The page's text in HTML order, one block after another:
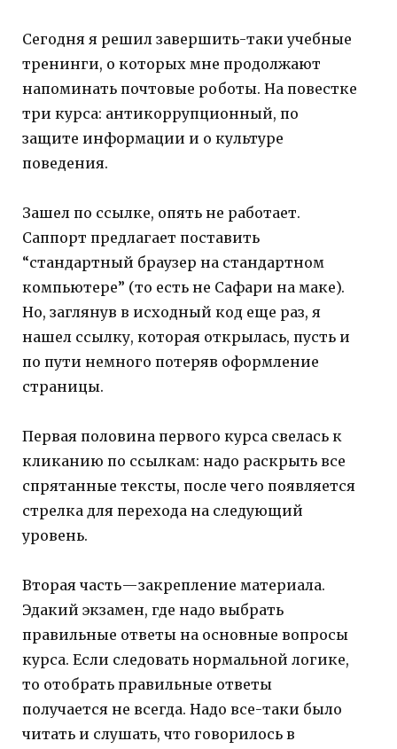
Сегодня я решил завершить-таки учебные
тренинги, о которых мне продолжают
напоминать почтовые роботы. На повестке
три курса: антикоррупционный, по
защите информации и о культуре
поведения.
Зашел по ссылке, опять не работает.
Саппорт предлагает поставить
“стандартный браузер на стандартном
компьютере” (то есть не Сафари на маке).
Но, заглянув в исходный код еще раз, я
нашел ссылку, которая открылась, пусть и
по пути немного потеряв оформление
страницы.
Первая половина первого курса свелась к
кликанию по ссылкам: надо раскрыть все
спрятанные тексты, после чего появляется
стрелка для перехода на следующий
уровень.
Вторая часть — закрепление материала.
Эдакий экзамен, где надо выбрать
правильные ответы на основные вопросы
курса. Если следовать нормальной логике,
то отобрать правильные ответы
получается не всегда. Надо все-таки было
читать и слушать, что говорилось в